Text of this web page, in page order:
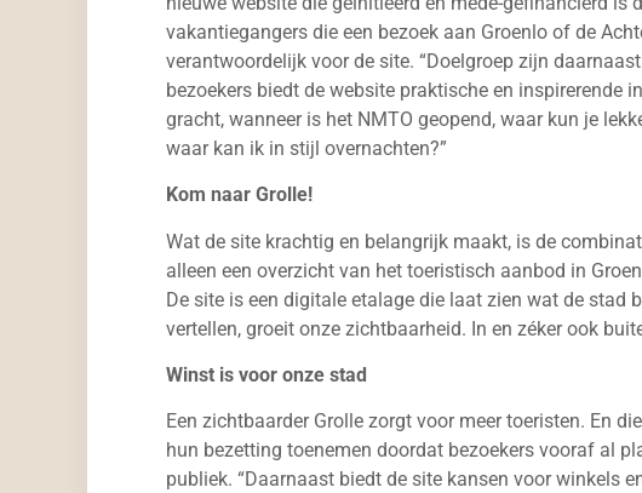
vakantiegangers die een bezoek aan Groenlo of de
verantwoordelijk voor de site. “Doelgroep zijn
bezoekers biedt de website praktische en
gracht, wanneer is het NMTO geopend, waar kun je
waar kan ik in stijl overnachten?”
Kom naar Grolle!
Wat de site krachtig en belangrijk maakt, is de
alleen een overzicht van het toeristisch aanbod in
De site is een digitale etalage die laat zien wat de stad
vertellen, groeit onze zichtbaarheid. In en zéker ook
Winst is voor onze stad
Een zichtbaarder Grolle zorgt voor meer toeristen. En
hun bezetting toenemen doordat bezoekers vooraf al
publiek. “Daarnaast biedt de site kansen voor winkels